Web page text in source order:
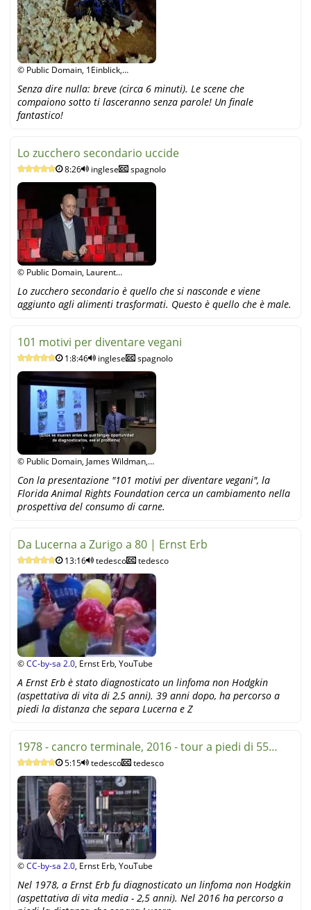
© Public Domain, 1Einblick,
Senza dire nulla: breve (circa 6 minuti). Le scene che
compaiono sotto ti lasceranno senza parole! Un finale
fantastico!
Lo zucchero secondario uccide
8:26 inglese spagnolo
© Public Domain, Laurent
Lo zucchero secondario è quello che si nasconde e viene
aggiunto agli alimenti trasformati. Questo è quello che è male.
101 motivi per diventare vegani
1:8:46 inglese spagnolo
© Public Domain, James Wildman,
Con la presentazione "101 motivi per diventare vegani", la
Florida Animal Rights Foundation cerca un cambiamento nella
prospettiva del consumo di carne.
Da Lucerna a Zurigo a 80 | Ernst Erb
13:16 tedesco tedesco
©CC-by-sa 2.0, Ernst Erb, YouTube
A Ernst Erb è stato diagnosticato un linfoma non Hodgkin
(aspettativa di vita di 2,5 anni). 39 anni dopo, ha percorso a
piedi la distanza che separa Lucerna e Z
1978 - cancro terminale, 2016 - tour a piedi di 55
chilometr5:15 tedesco tedesco
©CC-by-sa 2.0, Ernst Erb, YouTube
Nel 1978, a Ernst Erb fu diagnosticato un linfoma non Hodgkin
(aspettativa di vita media - 2,5 anni). Nel 2016 ha percorso a